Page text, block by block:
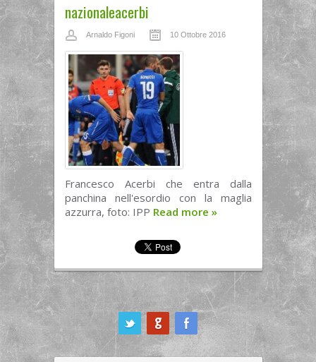
nazionaleacerbi
Arnaldo Figoni 10 Ottobre 2016
Francesco Acerbi che entra dalla
panchina nell'esordio con la maglia
azzurra, foto: IPP Read more »